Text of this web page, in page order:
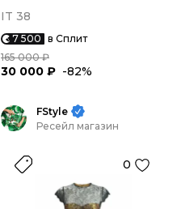
IT 38
7 500 в Сплит
165 000 ₽
30 000 ₽ -82%
FStyle
Ресейл магазин
0